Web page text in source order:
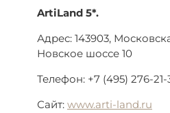
ArtiLand 5*.
Адрес: 143903,
Новское шоссе 10
Телефон: +7 (495) 276-21-
Сайт: www.arti-land.ru